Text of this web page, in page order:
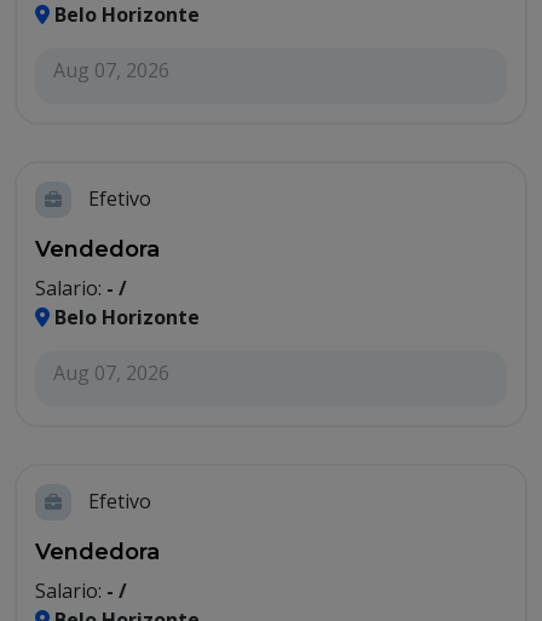
Belo Horizonte
Aug 07, 2026
Efetivo
Vendedora
Salario: - /
Belo Horizonte
Aug 07, 2026
Efetivo
Vendedora
Salario: - /